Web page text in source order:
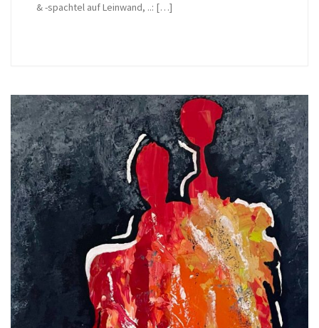
& -spachtel auf Leinwand, ..: […]